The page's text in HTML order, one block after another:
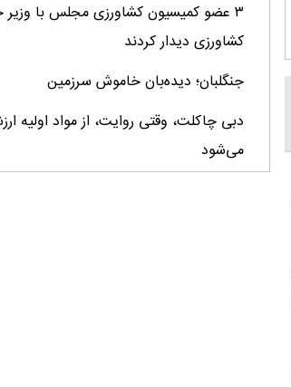
۳ عضو کمیسیون کشاورزی مجلس با وزیر
کشاورزی دیدار کردند
جنگلبان؛ دیده‌بان خاموش سرزمین
دبی چاکلت، وقتی روایت، از مواد اولیه
می‌شود